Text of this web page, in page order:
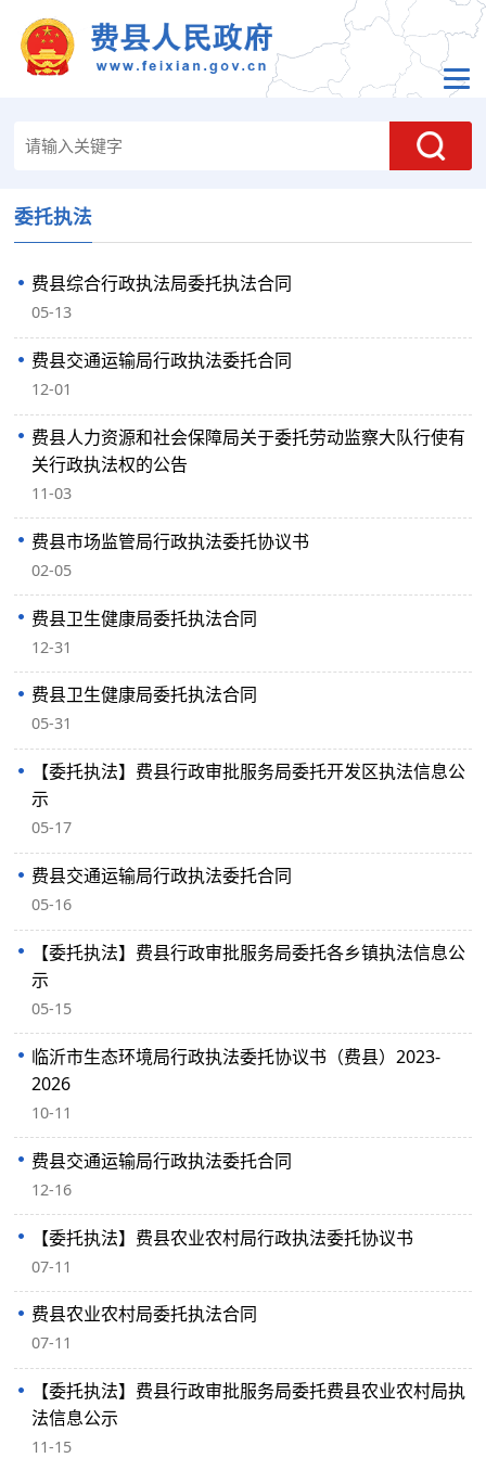
委托执法
费县综合行政执法局委托执法合同
05-13
费县交通运输局行政执法委托合同
12-01
费县人力资源和社会保障局关于委托劳动监察大队行使有
关行政执法权的公告
11-03
费县市场监管局行政执法委托协议书
02-05
费县卫生健康局委托执法合同
12-31
费县卫生健康局委托执法合同
05-31
【委托执法】费县行政审批服务局委托开发区执法信息公
示
05-17
费县交通运输局行政执法委托合同
05-16
【委托执法】费县行政审批服务局委托各乡镇执法信息公
示
05-15
临沂市生态环境局行政执法委托协议书（费县）2023-
2026
10-11
费县交通运输局行政执法委托合同
12-16
【委托执法】费县农业农村局行政执法委托协议书
07-11
费县农业农村局委托执法合同
07-11
【委托执法】费县行政审批服务局委托费县农业农村局执
法信息公示
11-15